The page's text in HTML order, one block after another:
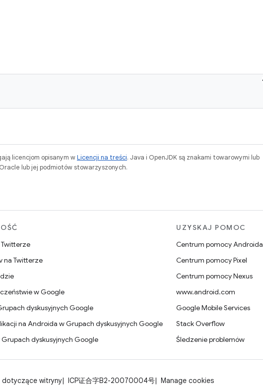
licencjom opisanym wLicencji na treści. Java i OpenJDK są znakami towarowymi lub
lub jej podmiotów stowarzyszonych.
na Twitterze
w Google
dyskusyjnych Google
na Androida w Grupach dyskusyjnych Google
dyskusyjnych Google
UZYSKAJ POMOC
Centrum pomocy Androida
Centrum pomocy Pixel
Centrum pomocy Nexus
www.android.com
Google Mobile Services
Stack Overflow
Śledzenie problemów
dotyczące witryny ICP证合字B2-20070004号 Manage cookies